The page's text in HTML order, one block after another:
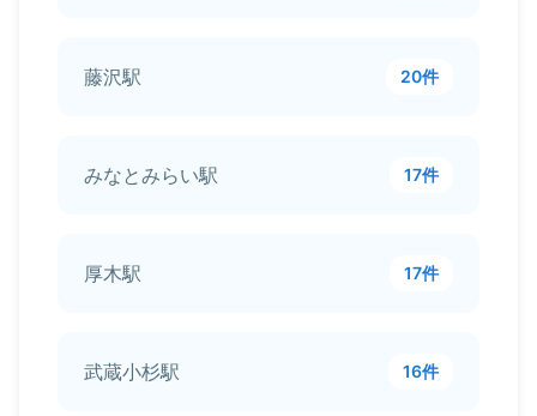
藤沢駅 20件
みなとみらい駅 17件
厚木駅 17件
武蔵小杉駅 16件